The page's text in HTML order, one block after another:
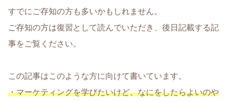
すでにご存知の方も多いかもしれません。
ご存知の方は復習として読んでいただき、後日記載する記
事をご覧ください。
この記事はこのような方に向けて書いています。
・マーケティングを学びたいけど、なにをしたらよいのや